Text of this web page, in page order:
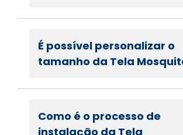
É possível personalizar o
tamanho da Tela
Como é o processo de
instalação da Tela